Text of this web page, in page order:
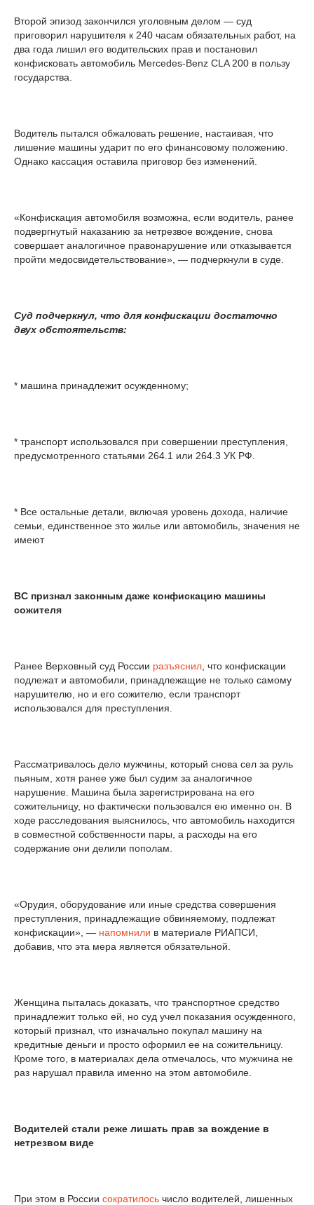
Второй эпизод закончился уголовным делом — суд
приговорил нарушителя к 240 часам обязательных работ, на
два года лишил его водительских прав и постановил
конфисковать автомобиль Mercedes-Benz CLA 200 в пользу
государства.
Водитель пытался обжаловать решение, настаивая, что
лишение машины ударит по его финансовому положению.
Однако кассация оставила приговор без изменений.
«Конфискация автомобиля возможна, если водитель, ранее
подвергнутый наказанию за нетрезвое вождение, снова
совершает аналогичное правонарушение или отказывается
пройти медосвидетельствование», — подчеркнули в суде.
Суд подчеркнул, что для конфискации достаточно
двух обстоятельств:
* машина принадлежит осужденному;
* транспорт использовался при совершении преступления,
предусмотренного статьями 264.1 или 264.3 УК РФ.
* Все остальные детали, включая уровень дохода, наличие
семьи, единственное это жилье или автомобиль, значения не
имеют
ВC признал законным даже конфискацию машины
сожителя
Ранее Верховный суд России разъяснил , что конфискации
подлежат и автомобили, принадлежащие не только самому
нарушителю, но и его сожителю, если транспорт
использовался для преступления.
Рассматривалось дело мужчины, который снова сел за руль
пьяным, хотя ранее уже был судим за аналогичное
нарушение. Машина была зарегистрирована на его
сожительницу, но фактически пользовался ею именно он. В
ходе расследования выяснилось, что автомобиль находится
в совместной собственности пары, а расходы на его
содержание они делили пополам.
«Орудия, оборудование или иные средства совершения
преступления, принадлежащие обвиняемому, подлежат
конфискации», — напомнили в материале РИАПСИ,
добавив, что эта мера является обязательной.
Женщина пыталась доказать, что транспортное средство
принадлежит только ей, но суд учел показания осужденного,
который признал, что изначально покупал машину на
кредитные деньги и просто оформил ее на сожительницу.
Кроме того, в материалах дела отмечалось, что мужчина не
раз нарушал правила именно на этом автомобиле.
Водителей стали реже лишать прав за вождение в
нетрезвом виде
При этом в России сократилось число водителей, лишенных